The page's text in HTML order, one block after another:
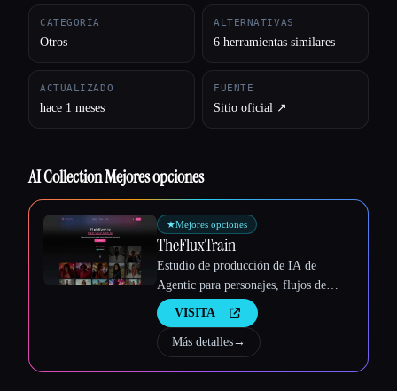
CATEGORÍA
Otros
ALTERNATIVAS
6 herramientas similares
ACTUALIZADO
hace 1 meses
FUENTE
Sitio oficial ↗︎
AI Collection Mejores opciones
★Mejores opciones
TheFluxTrain
Estudio de producción de IA de
Agentic para personajes, flujos de
trabajo y vídeos coherentes
VISITA
Más detalles→